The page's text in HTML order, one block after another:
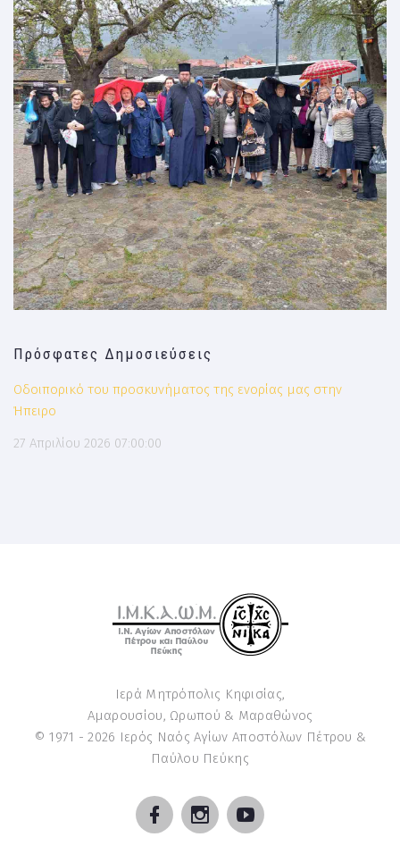
Πρόσφατες Δημοσιεύσεις
Οδοιπορικό του προσκυνήματος της ενορίας μας στην
Ήπειρο
27 Απριλίου 2026 07:00:00
Ιερά Μητρόπολις Κηφισίας,
Αμαρουσίου, Ωρωπού & Μαραθώνος
© 1971 -2026 Ιερός Ναός Αγίων Αποστόλων Πέτρου &
Παύλου Πεύκης